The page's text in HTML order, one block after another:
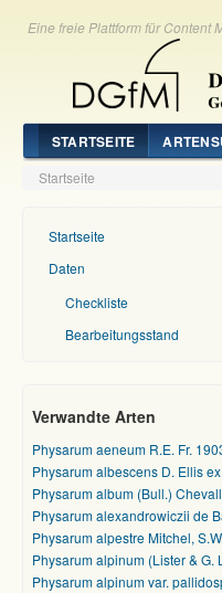
Eine freie Plattform für Content
STARTSEITE
Startseite
Startseite
Daten
Checkliste
Bearbeitungsstand
Verwandte Arten
Physarum aeneum R.E. Fr.
Physarum albescens D. Ellis
Physarum album (Bull.)
Physarum alexandrowiczii de
Physarum alpestre Mitchel,
Physarum alpinum (Lister & G.
Physarum alpinum var.